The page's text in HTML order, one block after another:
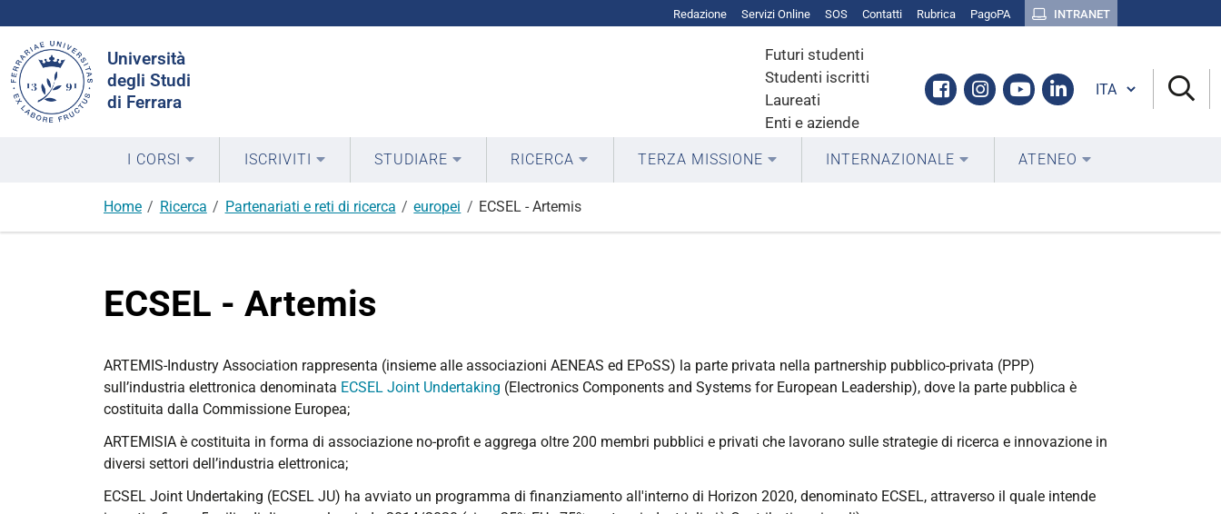
Redazione Servizi Online SOS Contatti Rubrica PagoPA INTRANET
Università
degli Studi
di Ferrara
Futuri studenti
Studenti iscritti
Laureati
Enti e aziende
Facebook
Instagram
YoutubeLinkedin
nel
sito
Cambia lingua
I CORSI ISCRIVITI STUDIARE RICERCA TERZA MISSIONE INTERNAZIONALE ATENEO
Home Ricerca Partenariati e reti di ricerca europei ECSEL - Artemis
ECSEL - Artemis
ARTEMIS-Industry Association rappresenta (insieme alle associazioni AENEAS ed EPoSS) la parte privata nella partnership pubblico-privata (PPP)
sull’industria elettronica denominata ECSEL Joint Undertaking (Electronics Components and Systems for European Leadership), dove la parte pubblica è
costituita dalla Commissione Europea;
ARTEMISIA è costituita in forma di associazione no-profit e aggrega oltre 200 membri pubblici e privati che lavorano sulle strategie di ricerca e innovazione in
diversi settori dell’industria elettronica;
ECSEL Joint Undertaking (ECSEL JU) ha avviato un programma di finanziamento all'interno di Horizon 2020, denominato ECSEL, attraverso il quale intende